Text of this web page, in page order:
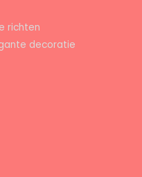
richten
decoratie